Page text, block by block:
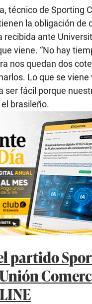
técnico de Sporting
la obligación de
recibida ante
viene. “No hay
nos quedan dos
Lo que se viene
ser fácil porque
brasileño.
partido